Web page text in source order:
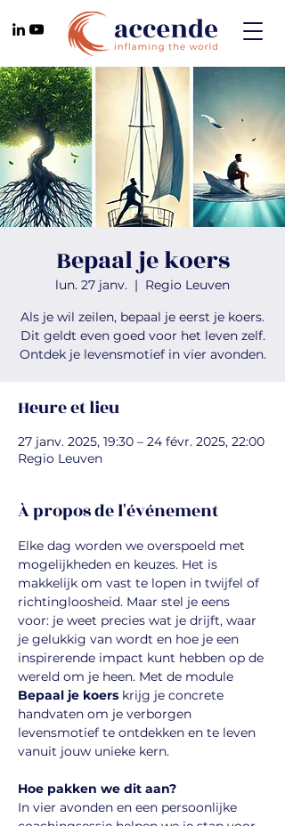
Bepaal je koers
lun. 27 janv.
  |
Regio Leuven
Als je wil zeilen, bepaal je eerst je koers.
Dit geldt even goed voor het leven zelf.
Ontdek je levensmotief in vier avonden.
Heure et lieu
27 janv. 2025, 19:30 – 24 févr. 2025, 22:00
Regio Leuven
À propos de l'événement
Elke dag worden we overspoeld met
mogelijkheden en keuzes. Het is
makkelijk om vast te lopen in twijfel of
richtingloosheid. Maar stel je eens
voor: je weet precies wat je drijft, waar
je gelukkig van wordt en hoe je een
inspirerende impact kunt hebben op de
wereld om je heen. Met de module
Bepaal je koers krijg je concrete
handvaten om je verborgen
levensmotief te ontdekken en te leven
vanuit jouw unieke kern.
Hoe pakken we dit aan?
In vier avonden en een persoonlijke